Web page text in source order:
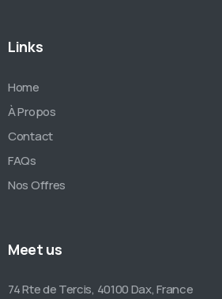
Links
Home
À Propos
Contact
FAQs
Nos Offres
Meet us
74 Rte de Tercis, 40100 Dax, France